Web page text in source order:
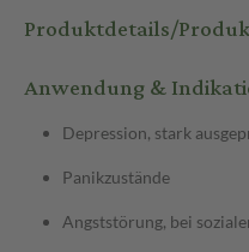
Produktdetails/
Anwendung &
Depression, stark
Panikzustände
Angststörung, bei